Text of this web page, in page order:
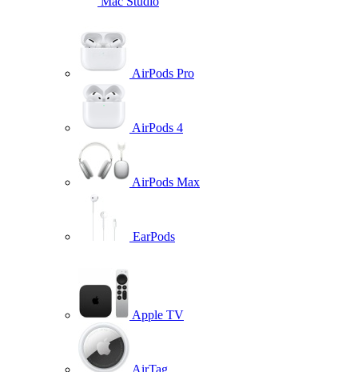
AirPods Pro
AirPods 4
AirPods Max
EarPods
Apple TV